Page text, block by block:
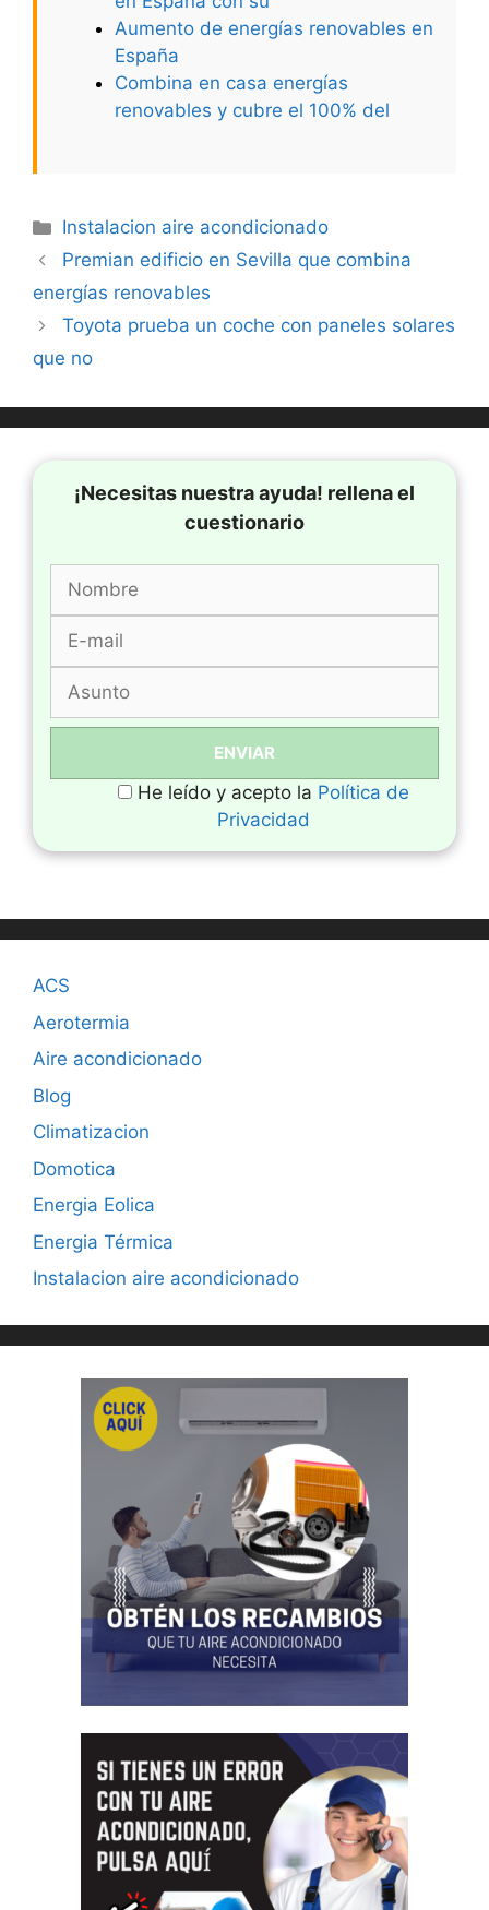
Aumento de energías renovables en
España
Combina en casa energías
renovables y cubre el 100% del
Categorías
Instalacion aire acondicionado
Premian edificio en Sevilla que combina
energías renovables
Toyota prueba un coche con paneles solares
que no
¡Necesitas nuestra ayuda! rellena el
cuestionario
He leído y acepto la Política de
Privacidad
ACS
Aerotermia
Aire acondicionado
Blog
Climatizacion
Domotica
Energia Eolica
Energia Térmica
Instalacion aire acondicionado